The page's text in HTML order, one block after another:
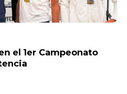
el 1er Campeonato